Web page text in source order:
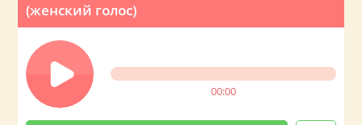
(женский голос)
00:00